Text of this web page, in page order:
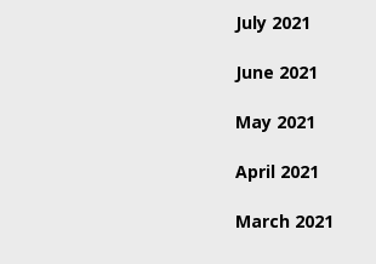
July 2021
June 2021
May 2021
April 2021
March 2021